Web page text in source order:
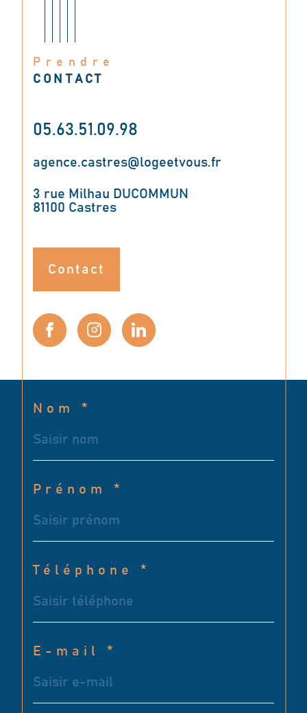
Nom *
Prénom *
Téléphone *
E-mail *
Prendre
CONTACT
05.63.51.09.98
agence.castres@logeetvous.fr
3 rue Milhau DUCOMMUN
81100
Castres
Contact